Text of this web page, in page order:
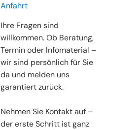
Anfahrt
Ihre Fragen sind
willkommen. Ob Beratung,
Termin oder Infomaterial –
wir sind persönlich für Sie
da und melden uns
garantiert zurück.
Nehmen Sie Kontakt auf –
der erste Schritt ist ganz